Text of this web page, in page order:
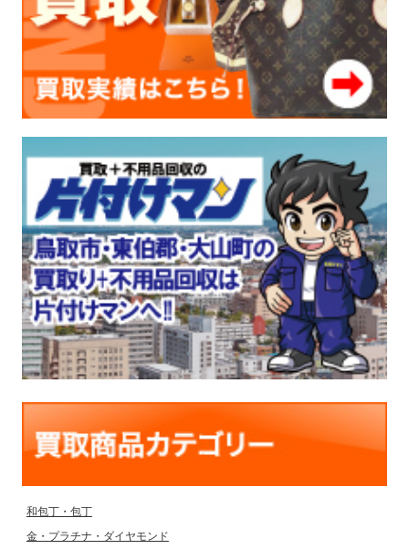
和包丁・包丁
金・プラチナ・ダイヤモンド